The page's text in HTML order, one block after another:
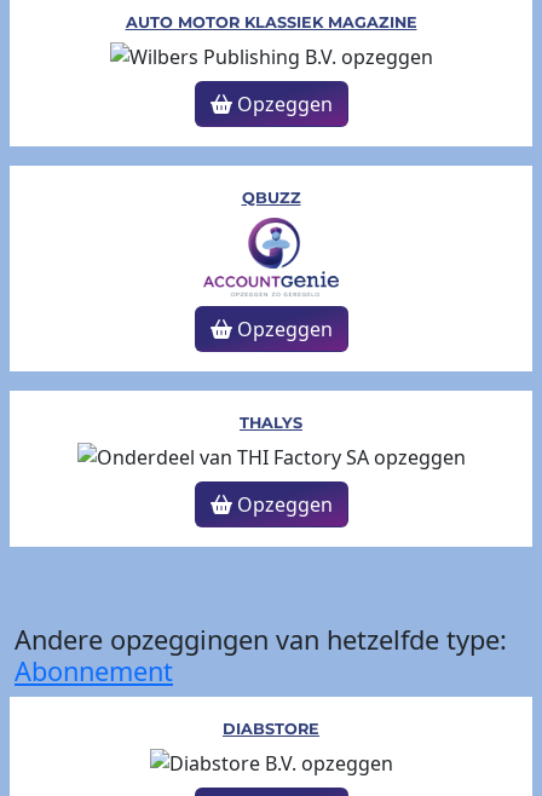
AUTO MOTOR KLASSIEK MAGAZINE
Opzeggen
QBUZZ
Opzeggen
THALYS
Opzeggen
Andere opzeggingen van hetzelfde type:
Abonnement
DIABSTORE